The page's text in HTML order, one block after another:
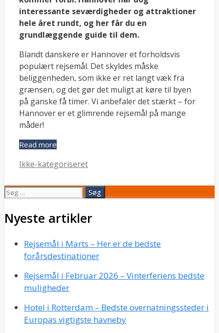
interessante seværdigheder og attraktioner
hele året rundt, og her får du en
grundlæggende guide til dem.
Blandt danskere er Hannover et forholdsvis
populært rejsemål. Det skyldes måske
beliggenheden, som ikke er ret langt væk fra
grænsen, og det gør det muligt at køre til byen
på ganske få timer. Vi anbefaler det stærkt – for
Hannover er et glimrende rejsemål på mange
måder!
Read more
Kategorier
Ikke-kategoriseret
Søg
Nyeste artikler
Rejsemål i Marts – Her er de bedste
forårsdestinationer
Rejsemål i Februar 2026 – Vinterferiens bedste
muligheder
Hotel i Rotterdam – Bedste overnatningssteder i
Europas vigtigste havneby